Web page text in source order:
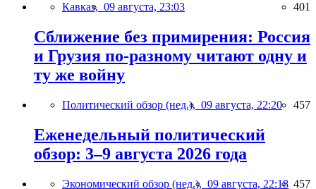
Кавказ, 09 августа, 23:03 401
Сближение без примирения: Россия
и Грузия по-разному читают одну и
ту же войну
Политический обзор (нед.), 09 августа, 22:20 457
Еженедельный политический
обзор: 3–9 августа 2026 года
Экономический обзор (нед.), 09 августа, 22:18 457